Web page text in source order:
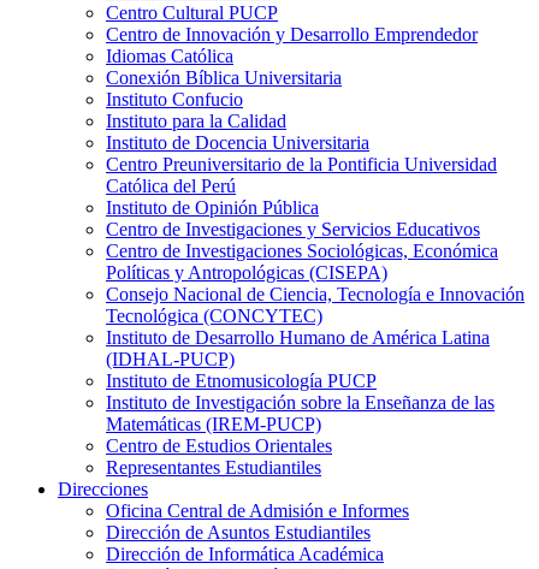
Centro Cultural PUCP
Centro de Innovación y Desarrollo Emprendedor
Idiomas Católica
Conexión Bíblica Universitaria
Instituto Confucio
Instituto para la Calidad
Instituto de Docencia Universitaria
Centro Preuniversitario de la Pontificia Universidad
Católica del Perú
Instituto de Opinión Pública
Centro de Investigaciones y Servicios Educativos
Centro de Investigaciones Sociológicas, Económica
Políticas y Antropológicas (CISEPA)
Consejo Nacional de Ciencia, Tecnología e Innovación
Tecnológica (CONCYTEC)
Instituto de Desarrollo Humano de América Latina
(IDHAL-PUCP)
Instituto de Etnomusicología PUCP
Instituto de Investigación sobre la Enseñanza de las
Matemáticas (IREM-PUCP)
Centro de Estudios Orientales
Representantes Estudiantiles
Direcciones
Oficina Central de Admisión e Informes
Dirección de Asuntos Estudiantiles
Dirección de Informática Académica